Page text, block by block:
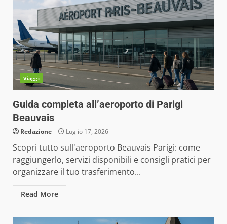
Viaggi
Guida completa all’aeroporto di Parigi
Beauvais
Redazione Luglio 17, 2026
Scopri tutto sull'aeroporto Beauvais Parigi: come
raggiungerlo, servizi disponibili e consigli pratici per
organizzare il tuo trasferimento...
Read More